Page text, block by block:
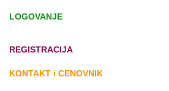
LOGOVANJE
REGISTRACIJA
KONTAKT i CENOVNIK